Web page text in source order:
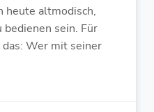
heute altmodisch,
bedienen sein. Für
Wer mit seiner